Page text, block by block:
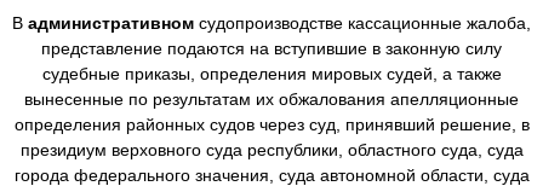
В административном судопроизводстве кассационные жалоба,
представление подаются на вступившие в законную силу
судебные приказы, определения мировых судей, а также
вынесенные по результатам их обжалования апелляционные
определения районных судов через суд, принявший решение, в
президиум верховного суда республики, областного суда, суда
города федерального значения, суда автономной области, суда